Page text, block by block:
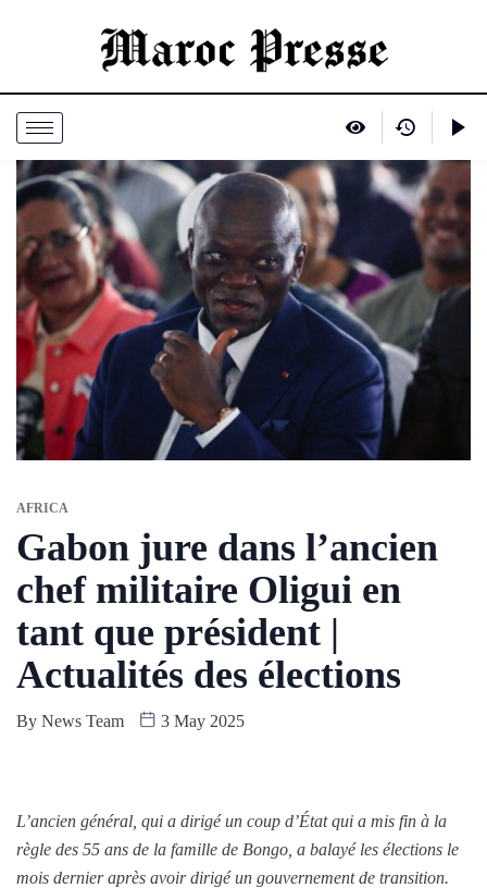
AFRICA
Gabon jure dans l’ancien
chef militaire Oligui en
tant que président |
Actualités des élections
By News Team 3 May 2025
L’ancien général, qui a dirigé un coup d’État qui a mis fin à la
règle des 55 ans de la famille de Bongo, a balayé les élections le
mois dernier après avoir dirigé un gouvernement de transition.